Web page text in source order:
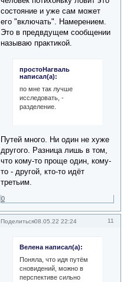
состояние и уже сам может
его "включать". Намерением.
Это в предвдущем сообщении
называю практикой.
простоНагваль
написал(а):
по мне так лучше
исследовать, -
разделение.
Путей много. Ни один не хуже
другого. Разница лишь в том,
что кому-то проще один, кому-
то - другой, кто-то идёт
третьим.
0
Поделиться 11
08.05.22 22:24
Велена написал(а):
Поняла, что идя путём
сновидений, можно в
перспективе сильно